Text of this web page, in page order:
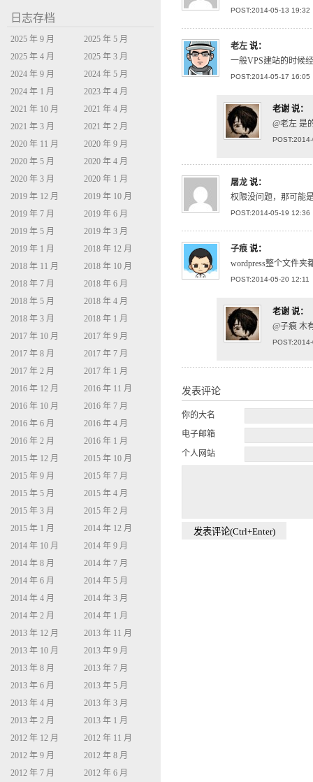
POST:2014-05-13 19:32
老左 说：
一般VPS建站的时候
POST:2014-05-17 16:05
老谢 说：
@老左 是
屠龙 说：
权限没问题，那可能
POST:2014-05-19 12:36
子痕 说：
wordpress整个文件夹
POST:2014-05-20 12:11
老谢 说：
@子痕 木
发表评论
你的大名
电子邮箱
个人网站
日志存档
2025 年 9 月
2025 年 5 月
2025 年 4 月
2025 年 3 月
2024 年 9 月
2024 年 5 月
2024 年 1 月
2023 年 4 月
2021 年 10 月
2021 年 4 月
2021 年 3 月
2021 年 2 月
2020 年 11 月
2020 年 9 月
2020 年 5 月
2020 年 4 月
2020 年 3 月
2020 年 1 月
2019 年 12 月
2019 年 10 月
2019 年 7 月
2019 年 6 月
2019 年 5 月
2019 年 3 月
2019 年 1 月
2018 年 12 月
2018 年 11 月
2018 年 10 月
2018 年 7 月
2018 年 6 月
2018 年 5 月
2018 年 4 月
2018 年 3 月
2018 年 1 月
2017 年 10 月
2017 年 9 月
2017 年 8 月
2017 年 7 月
2017 年 2 月
2017 年 1 月
2016 年 12 月
2016 年 11 月
2016 年 10 月
2016 年 7 月
2016 年 6 月
2016 年 4 月
2016 年 2 月
2016 年 1 月
2015 年 12 月
2015 年 10 月
2015 年 9 月
2015 年 7 月
2015 年 5 月
2015 年 4 月
2015 年 3 月
2015 年 2 月
2015 年 1 月
2014 年 12 月
2014 年 10 月
2014 年 9 月
2014 年 8 月
2014 年 7 月
2014 年 6 月
2014 年 5 月
2014 年 4 月
2014 年 3 月
2014 年 2 月
2014 年 1 月
2013 年 12 月
2013 年 11 月
2013 年 10 月
2013 年 9 月
2013 年 8 月
2013 年 7 月
2013 年 6 月
2013 年 5 月
2013 年 4 月
2013 年 3 月
2013 年 2 月
2013 年 1 月
2012 年 12 月
2012 年 11 月
2012 年 9 月
2012 年 8 月
2012 年 7 月
2012 年 6 月